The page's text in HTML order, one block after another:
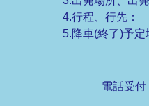
4.行程、行先：
5.降車(終了)予
電話受付